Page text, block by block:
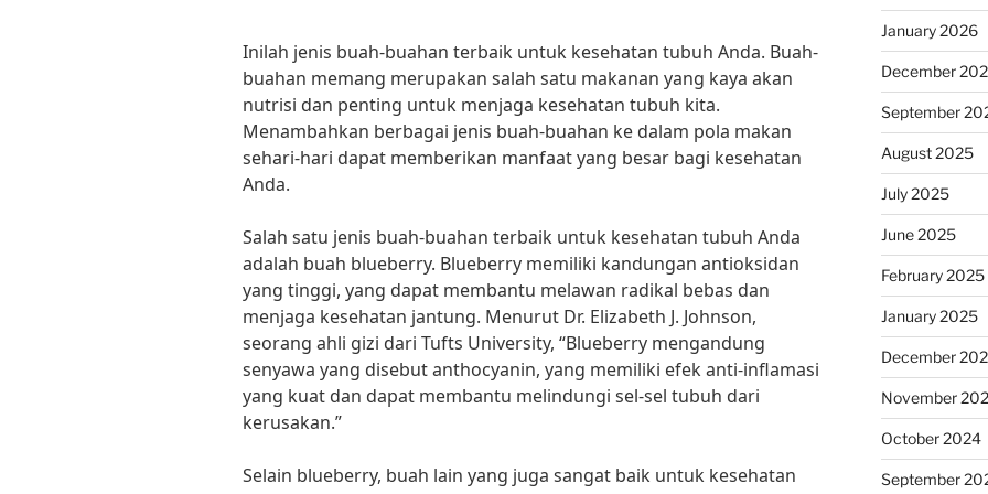
Inilah jenis buah-buahan terbaik untuk kesehatan tubuh Anda. Buah-
buahan memang merupakan salah satu makanan yang kaya akan
nutrisi dan penting untuk menjaga kesehatan tubuh kita.
Menambahkan berbagai jenis buah-buahan ke dalam pola makan
sehari-hari dapat memberikan manfaat yang besar bagi kesehatan
Anda.
Salah satu jenis buah-buahan terbaik untuk kesehatan tubuh Anda
adalah buah blueberry. Blueberry memiliki kandungan antioksidan
yang tinggi, yang dapat membantu melawan radikal bebas dan
menjaga kesehatan jantung. Menurut Dr. Elizabeth J. Johnson,
seorang ahli gizi dari Tufts University, “Blueberry mengandung
senyawa yang disebut anthocyanin, yang memiliki efek anti-inflamasi
yang kuat dan dapat membantu melindungi sel-sel tubuh dari
kerusakan.”
Selain blueberry, buah lain yang juga sangat baik untuk kesehatan
January 2026
December
September
August 2025
July 2025
June 2025
February 2025
January 2025
December
November
October 2024
September